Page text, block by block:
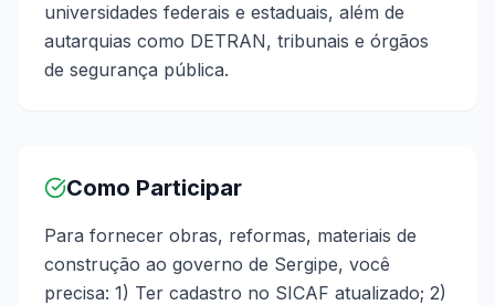
universidades federais e estaduais, além de
autarquias como DETRAN, tribunais e órgãos
de segurança pública.
Como Participar
Para fornecer obras, reformas, materiais de
construção ao governo de Sergipe, você
precisa: 1) Ter cadastro no SICAF atualizado; 2)